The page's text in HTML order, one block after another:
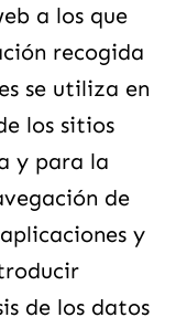
a los que
recogida
se utiliza en
los sitios
y para la
de
y
de los datos